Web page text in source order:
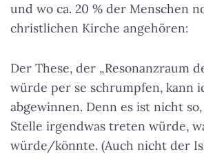
und wo ca. 20 % der Menschen
christlichen Kirche angehören:
Der These, der „Resonanzraum
würde per se schrumpfen, kann
abgewinnen. Denn es ist nicht so,
Stelle irgendwas treten würde,
würde/könnte. (Auch nicht der